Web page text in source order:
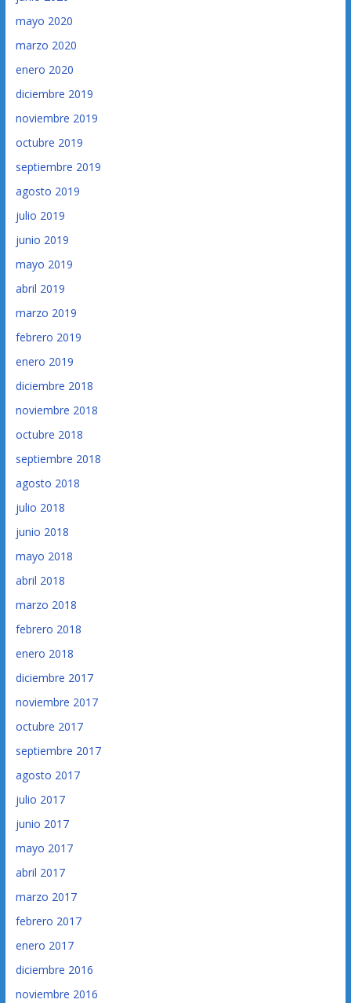
mayo 2020
marzo 2020
enero 2020
diciembre 2019
noviembre 2019
octubre 2019
septiembre 2019
agosto 2019
julio 2019
junio 2019
mayo 2019
abril 2019
marzo 2019
febrero 2019
enero 2019
diciembre 2018
noviembre 2018
octubre 2018
septiembre 2018
agosto 2018
julio 2018
junio 2018
mayo 2018
abril 2018
marzo 2018
febrero 2018
enero 2018
diciembre 2017
noviembre 2017
octubre 2017
septiembre 2017
agosto 2017
julio 2017
junio 2017
mayo 2017
abril 2017
marzo 2017
febrero 2017
enero 2017
diciembre 2016
noviembre 2016